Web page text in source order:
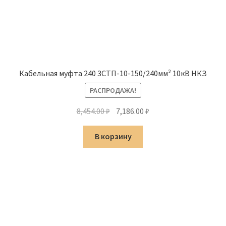
Кабельная муфта 240 3СТП-10-150/240мм² 10кВ НКЗ
РАСПРОДАЖА!
8,454.00₽ Первоначальная
составляла
8,454.00 ₽.
7,186.00₽
В корзину